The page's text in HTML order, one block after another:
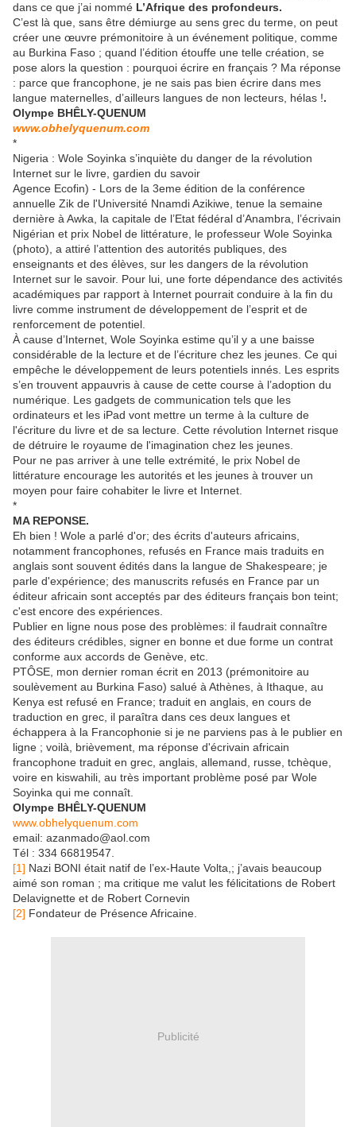
dans ce que j’ai nommé L’Afrique des profondeurs.
C’est là que, sans être démiurge au sens grec du terme, on peut
créer une œuvre prémonitoire à un événement politique, comme
au Burkina Faso ; quand l’édition étouffe une telle création, se
pose alors la question : pourquoi écrire en français ? Ma réponse
: parce que francophone, je ne sais pas bien écrire dans mes
langue maternelles, d’ailleurs langues de non lecteurs, hélas !.
Olympe BHÊLY-QUENUM
www.obhelyquenum.com
*
Nigeria : Wole Soyinka s’inquiète du danger de la révolution
Internet sur le livre, gardien du savoir
Agence Ecofin) - Lors de la 3eme édition de la conférence
annuelle Zik de l'Université Nnamdi Azikiwe, tenue la semaine
dernière à Awka, la capitale de l’Etat fédéral d’Anambra, l’écrivain
Nigérian et prix Nobel de littérature, le professeur Wole Soyinka
(photo), a attiré l’attention des autorités publiques, des
enseignants et des élèves, sur les dangers de la révolution
Internet sur le savoir. Pour lui, une forte dépendance des activités
académiques par rapport à Internet pourrait conduire à la fin du
livre comme instrument de développement de l’esprit et de
renforcement de potentiel.
À cause d’Internet, Wole Soyinka estime qu’il y a une baisse
considérable de la lecture et de l’écriture chez les jeunes. Ce qui
empêche le développement de leurs potentiels innés. Les esprits
s’en trouvent appauvris à cause de cette course à l’adoption du
numérique. Les gadgets de communication tels que les
ordinateurs et les iPad vont mettre un terme à la culture de
l'écriture du livre et de sa lecture. Cette révolution Internet risque
de détruire le royaume de l'imagination chez les jeunes.
Pour ne pas arriver à une telle extrémité, le prix Nobel de
littérature encourage les autorités et les jeunes à trouver un
moyen pour faire cohabiter le livre et Internet.
*
MA REPONSE.
Eh bien ! Wole a parlé d'or; des écrits d'auteurs africains,
notamment francophones, refusés en France mais traduits en
anglais sont souvent édités dans la langue de Shakespeare; je
parle d'expérience; des manuscrits refusés en France par un
éditeur africain sont acceptés par des éditeurs français bon teint;
c'est encore des expériences.
Publier en ligne nous pose des problèmes: il faudrait connaître
des éditeurs crédibles, signer en bonne et due forme un contrat
conforme aux accords de Genève, etc.
PTÔSE, mon dernier roman écrit en 2013 (prémonitoire au
soulèvement au Burkina Faso) salué à Athènes, à Ithaque, au
Kenya est refusé en France; traduit en anglais, en cours de
traduction en grec, il paraîtra dans ces deux langues et
échappera à la Francophonie si je ne parviens pas à le publier en
ligne ; voilà, brièvement, ma réponse d'écrivain africain
francophone traduit en grec, anglais, allemand, russe, tchèque,
voire en kiswahili, au très important problème posé par Wole
Soyinka qui me connaît.
Olympe BHÊLY-QUENUM
www.obhelyquenum.com
email: azanmado@aol.com
Tél : 334 66819547.
[1] Nazi BONI était natif de l’ex-Haute Volta,; j’avais beaucoup
aimé son roman ; ma critique me valut les félicitations de Robert
Delavignette et de Robert Cornevin
[2] Fondateur de Présence Africaine.
Publicité